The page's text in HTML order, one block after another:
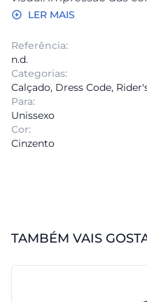
LER MAIS
Referência:
n.d.
Categorias:
Calçado, Dress Code,
Para:
Unissexo
Cor:
Cinzento
TAMBÉM VAIS